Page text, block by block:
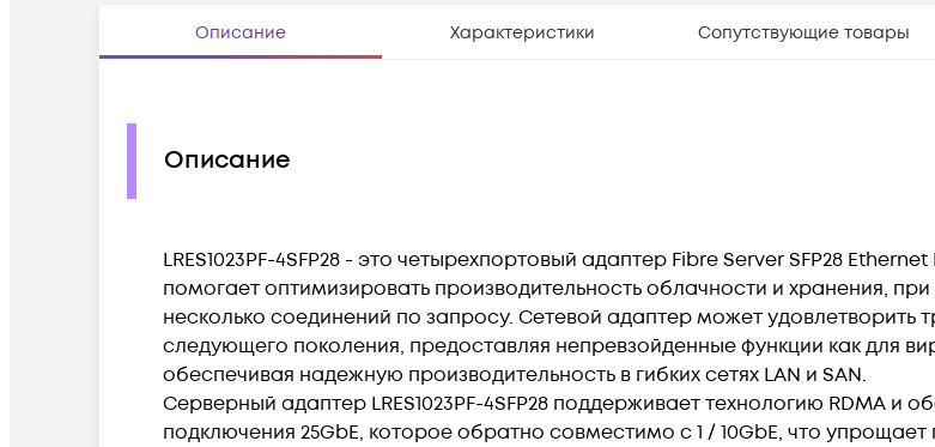
Описание Характеристики Сопутствующие товары
Описание
LRES1023PF-4SFP28 - это четырехпортовый адаптер Fibre Server SFP28
помогает оптимизировать производительность облачности и хранения,
несколько соединений по запросу. Сетевой адаптер может удовлетворить
следующего поколения, предоставляя непревзойденные функции как для
обеспечивая надежную производительность в гибких сетях LAN и SAN.
Серверный адаптер LRES1023PF-4SFP28 поддерживает технологию RDMA и
подключения 25GbE, которое обратно совместимо с 1 / 10GbE, что